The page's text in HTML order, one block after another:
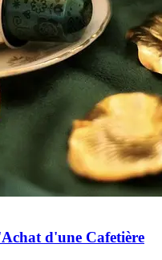
d'une Cafetière